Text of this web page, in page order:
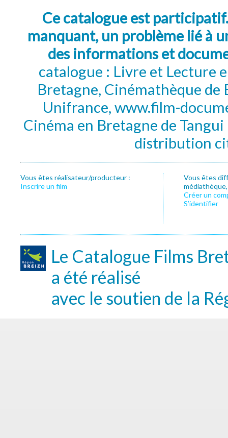
Ce catalogue est
manquant, un problème lié à
des informations et
catalogue : Livre et Lecture
Bretagne, Cinémathèque de
Unifrance, www.film-
Cinéma en Bretagne de
distribution
Vous êtes réalisateur/producteur :
Inscrire un film
Vous êtes
Créer un
S’identifier
Le Catalogue Films
a été réalisé
avec le soutien de la